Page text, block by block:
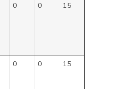
0 0 15
0 0 15